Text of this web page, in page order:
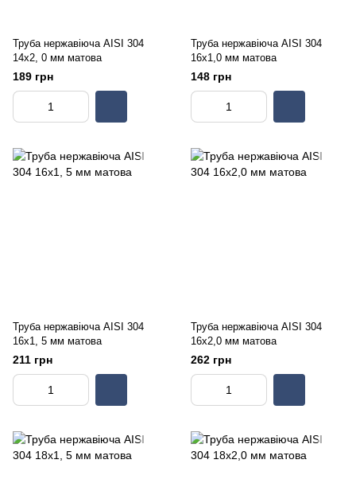
Труба нержавіюча AISI 304
14х2, 0 мм матова
189 грн
Труба нержавіюча AISI 304
16х1,0 мм матова
148 грн
Труба нержавіюча AISI 304
16х1, 5 мм матова
211 грн
Труба нержавіюча AISI 304
16х2,0 мм матова
262 грн